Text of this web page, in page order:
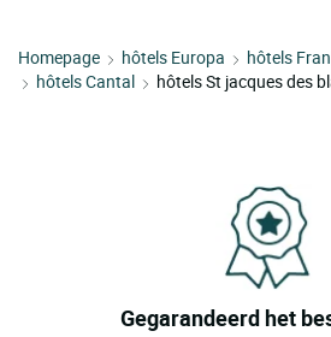
Homepage hôtels Europa hôtels
hôtels Cantal
hôtels St jacques des
Gegarandeerd het